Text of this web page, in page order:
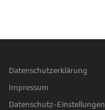
Datenschutzerklärung
Impressum
Datenschutz-Einstellungen